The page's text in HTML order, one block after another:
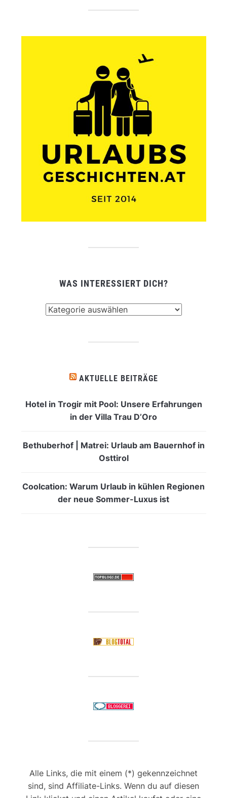
WAS INTERESSIERT DICH?
AKTUELLE BEITRÄGE
Hotel in Trogir mit Pool: Unsere Erfahrungen
in der Villa Trau D’Oro
Bethuberhof | Matrei: Urlaub am Bauernhof in
Osttirol
Coolcation: Warum Urlaub in kühlen Regionen
der neue Sommer-Luxus ist
Alle Links, die mit einem (*) gekennzeichnet
sind, sind Affiliate-Links. Wenn du auf diesen